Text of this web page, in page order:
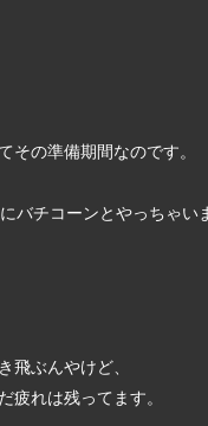
その準備期間なのです。
バチコーンとやっちゃい
飛ぶんやけど、
疲れは残ってます。